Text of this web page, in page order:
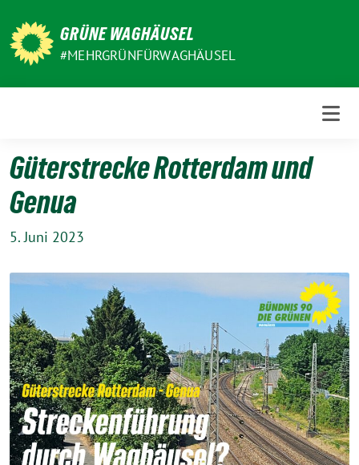
zum
Inhalt
GRÜNE WAGHÄUSEL
#MEHRGRÜNFÜRWAGHÄUSEL
Güterstrecke Rotterdam und
Genua
5. Juni 2023